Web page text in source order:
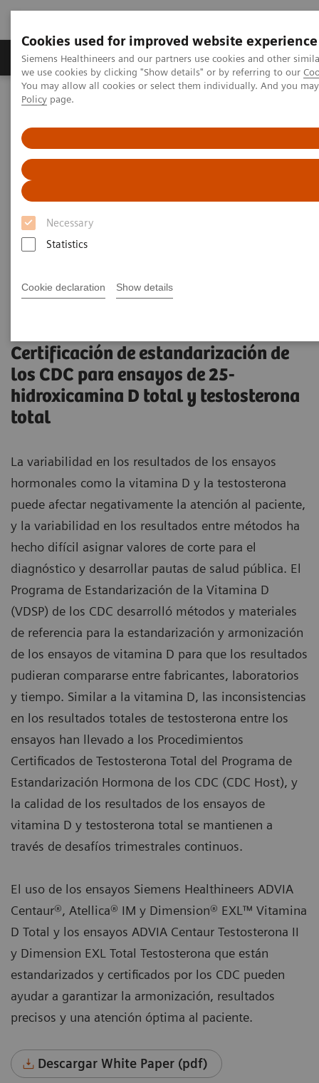
Cookies used for improved website experience
Siemens Healthineers and our partners use cookies and other
we use cookies by clicking "Show details" or by referring to our
You may allow all cookies or select them individually. And you
Policy page.
Necessary
Statistics
Cookie declaration Show details
Productos y servicios Especialidades Clínicas
Siemens Healthineers Latinoamérica
Ensayos por Enfermedades y Afecciones
Metabolismo óseo
Recursos Adicionales
Recursos Adicionales
Conoce más sobre el metabolismo óseo y las
Certificación de estandarización de
los CDC para ensayos de 25-
hidroxicamina D total y testosterona
total
La variabilidad en los resultados de los ensayos
hormonales como la vitamina D y la testosterona
puede afectar negativamente la atención al paciente,
y la variabilidad en los resultados entre métodos ha
hecho difícil asignar valores de corte para el
diagnóstico y desarrollar pautas de salud pública. El
Programa de Estandarización de la Vitamina D
(VDSP) de los CDC desarrolló métodos y materiales
de referencia para la estandarización y armonización
de los ensayos de vitamina D para que los resultados
pudieran compararse entre fabricantes, laboratorios
y tiempo. Similar a la vitamina D, las inconsistencias
en los resultados totales de testosterona entre los
ensayos han llevado a los Procedimientos
Certificados de Testosterona Total del Programa de
Estandarización Hormona de los CDC (CDC Host), y
la calidad de los resultados de los ensayos de
vitamina D y testosterona total se mantienen a
través de desafíos trimestrales continuos.
El uso de los ensayos Siemens Healthineers ADVIA
Centaur®, Atellica® IM y Dimension® EXL™ Vitamina
D Total y los ensayos ADVIA Centaur Testosterona II
y Dimension EXL Total Testosterona que están
estandarizados y certificados por los CDC pueden
ayudar a garantizar la armonización, resultados
precisos y una atención óptima al paciente.
Descargar White Paper (pdf)